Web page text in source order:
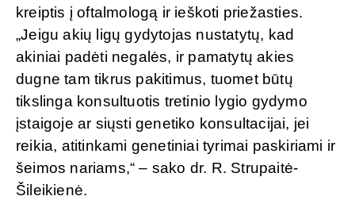
kreiptis į oftalmologą ir ieškoti priežasties.
„Jeigu akių ligų gydytojas nustatytų, kad
akiniai padėti negalės, ir pamatytų akies
dugne tam tikrus pakitimus, tuomet būtų
tikslinga konsultuotis tretinio lygio gydymo
įstaigoje ar siųsti genetiko konsultacijai, jei
reikia, atitinkami genetiniai tyrimai paskiriami ir
šeimos nariams,“ – sako dr. R. Strupaitė-
Šileikienė.